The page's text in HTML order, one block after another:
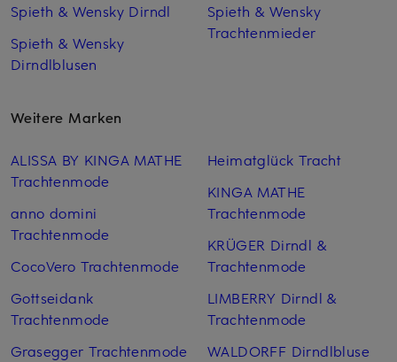
Spieth & Wensky Dirndl
Spieth & Wensky
Dirndlblusen
Spieth & Wensky
Trachtenmieder
Weitere Marken
ALISSA BY KINGA MATHE
Trachtenmode
anno domini
Trachtenmode
CocoVero Trachtenmode
Gottseidank
Trachtenmode
Grasegger Trachtenmode
Heimatglück Tracht
KINGA MATHE
Trachtenmode
KRÜGER Dirndl &
Trachtenmode
LIMBERRY Dirndl &
Trachtenmode
WALDORFF Dirndlbluse